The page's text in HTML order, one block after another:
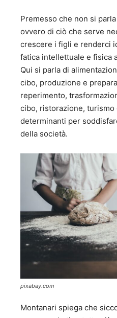
Premesso che non si
ovvero di ciò che serve
crescere i figli e renderci
fatica intellettuale e fisica
Qui si parla di
cibo, produzione e
reperimento,
cibo, ristorazione,
determinanti per
della società.
pixabay.com
Montanari spiega che